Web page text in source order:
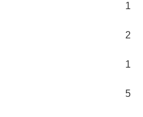
1
2
1
5